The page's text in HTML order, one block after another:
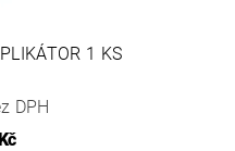
1 KS
DPH